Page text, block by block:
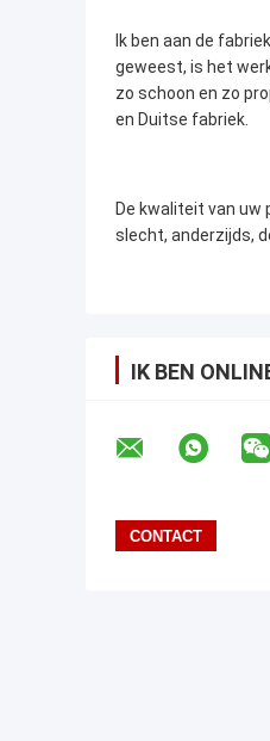
Ik ben aan de
geweest, is het
zo schoon en zo
en Duitse fabriek.
De kwaliteit van uw
slecht, anderzijds,
IK BEN